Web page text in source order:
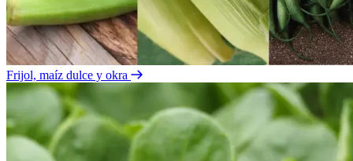
Frijol, maíz dulce y okra